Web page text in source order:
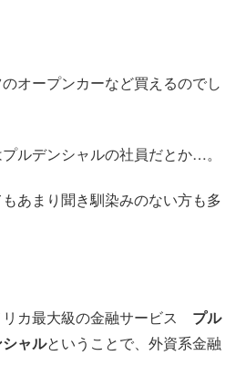
オープンカーなど買えるのでし
ルデンシャルの社員だとか…。
あまり聞き馴染みのない方も多
カ最大級の金融サービス プル
ャルということで、外資系金融